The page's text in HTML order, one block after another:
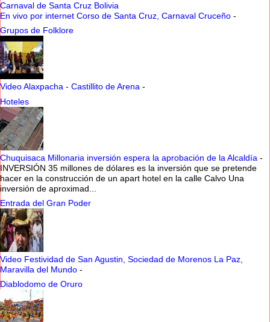
Carnaval de Santa Cruz Bolivia
En vivo por internet Corso de Santa Cruz, Carnaval Cruceño -
Grupos de Folklore
Video Alaxpacha - Castillito de Arena -
Hoteles
Chuquisaca Millonaria inversión espera la aprobación de la Alcaldía -
INVERSIÓN 35 millones de dólares es la inversión que se pretende
hacer en la construcción de un apart hotel en la calle Calvo Una
inversión de aproximad...
Entrada del Gran Poder
Video Festividad de San Agustin, Sociedad de Morenos La Paz,
Maravilla del Mundo -
Diablodomo de Oruro